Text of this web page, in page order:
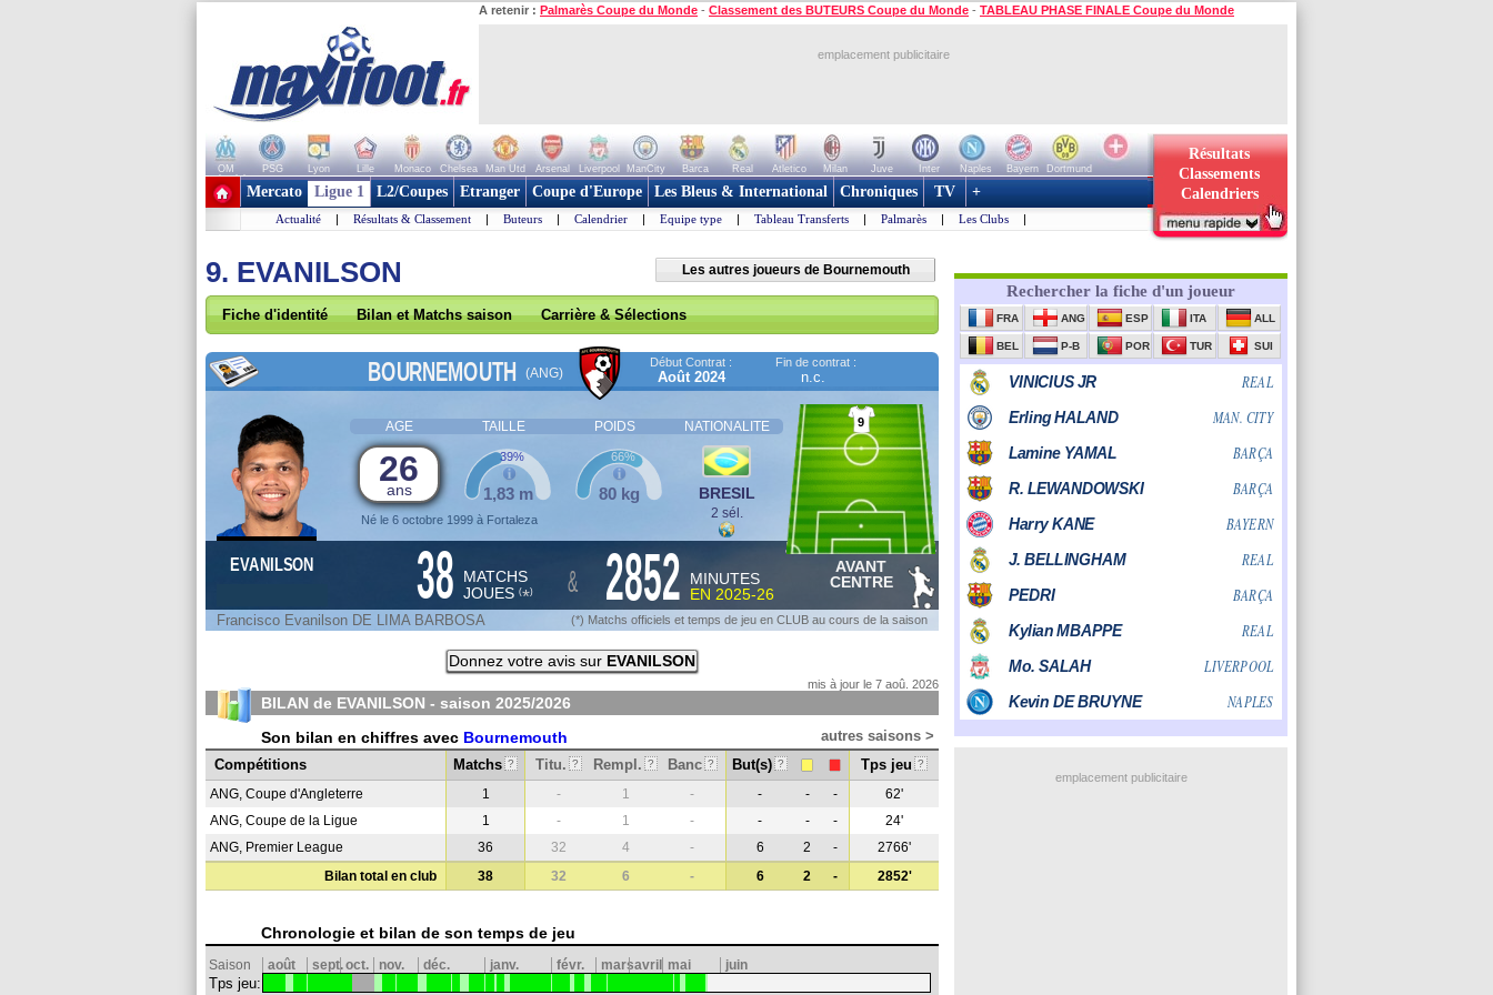
A retenir : Palmarès Coupe du Monde - Classement des BUTEURS Coupe du Monde - TABLEAU PHASE FINALE Coupe du Monde
emplacement publicitaire
OM PSG Lyon Lille Monaco Chelsea Man Utd Arsenal Liverpool ManCity Barca Real Atletico Milan Juve Inter Naples Bayern
Dortmund
+ de clubs
Résultats
Classements
Calendriers
Mercato Ligue 1 L2/Coupes Etranger Coupe d'Europe Les Bleus & International Chroniques TV +
Actualité | Résultats & Classement | Buteurs | Calendrier | Equipe type | Tableau Transferts | Palmarès | Les Clubs |
9. EVANILSON Les autres joueurs de Bournemouth
Fiche d'identité Bilan et Matchs saison Carrière & Sélections
BOURNEMOUTH (ANG)
Début Contrat :
Août 2024
Fin de contrat :
n.c.
AGE TAILLE POIDS NATIONALITE
26
ans
Né le 6 octobre 1999 à Fortaleza
1,83 m
39%
80 kg
66%
BRESIL
2 sél.
9
EVANILSON 38 MATCHS
JOUES (*) & 2852
MINUTES
EN 2025-26
AVANT
CENTRE
Francisco Evanilson DE LIMA BARBOSA (*) Matchs officiels et temps de jeu en CLUB au cours de la saison
Donnez votre avis sur EVANILSON
mis à jour le 7 aoû. 2026
BILAN de EVANILSON - saison 2025/2026
Son bilan en chiffres avec Bournemouth
autres saisons >
Compétitions
Matchs ? Titu. ? Rempl. ? Banc ? But(s) ? Tps jeu ?
ANG, Coupe d'Angleterre 1 - 1 - - - -
62'
ANG, Coupe de la Ligue
1 - 1 - - - -
24'
ANG, Premier League
36 32 4 - 6 2 -
2766'
Bilan total en club
38 32 6 - 6 2 - 2852'
Chronologie et bilan de son temps de jeu
Saison août sept.oct. nov. déc. janv. févr. marsavril mai juin
Tps jeu:
emplacement publicitaire